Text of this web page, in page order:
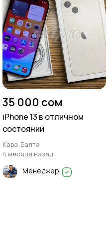
35 000 сом
iPhone 13 в отличном
состоянии
Кара-Балта
4 месяца назад
Менеджер